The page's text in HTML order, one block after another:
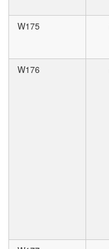
W175
W176